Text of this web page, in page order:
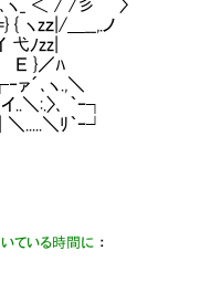
_ ＜ / /彡 〉 .５．
|/＿__,.ノ .６．あー
zz| ７．懐かしき
．あー、道理で
ヽ.,＼ ９．美少
:.〉､ ｀ｰ┐ １０．パ
＼ﾘ｀ｰ┘
ている時間に ：